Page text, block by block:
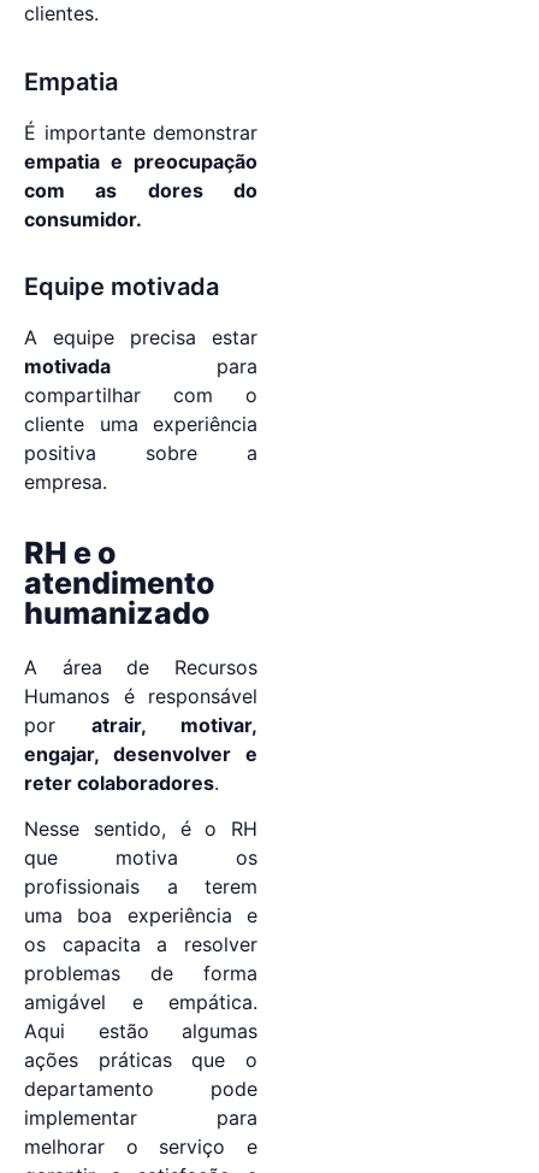
clientes.
Empatia
É importante demonstrar
empatia e preocupação
com as dores do
consumidor.
Equipe motivada
A equipe precisa estar
motivada para
compartilhar com o
cliente uma experiência
positiva sobre a
empresa.
RH e o
atendimento
humanizado
A área de Recursos
Humanos é responsável
por atrair, motivar,
engajar, desenvolver e
reter colaboradores.
Nesse sentido, é o RH
que motiva os
profissionais a terem
uma boa experiência e
os capacita a resolver
problemas de forma
amigável e empática.
Aqui estão algumas
ações práticas que o
departamento pode
implementar para
melhorar o serviço e